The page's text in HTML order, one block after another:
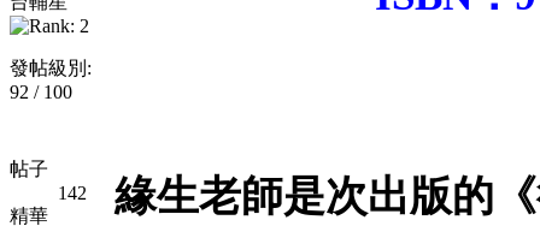
發帖級別:
92 / 100
帖子
142
精華
緣生老師是次出版的